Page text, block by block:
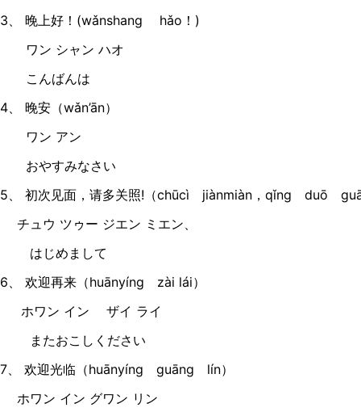
3、 晚上好！(wǎnshang hǎo！)
ワン シャン ハオ
こんばんは
4、 晚安（wǎn’ān）
ワン アン
おやすみなさい
5、 初次见面，请多关照!（chūcì jiànmiàn，qǐng duō
チュウ ツゥー ジエン ミエン、
はじめまして
6、 欢迎再来（huānyíng zài lái）
ホワン イン ザイ ライ
またおこしください
7、 欢迎光临（huānyíng guāng lín）
ホワン イン グワン リン